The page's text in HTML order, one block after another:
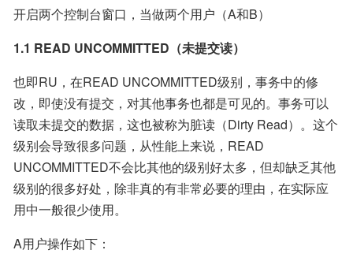
开启两个控制台窗口，当做两个用户（A和B）
1.1 READ UNCOMMITTED（未提交读）
也即RU，在READ UNCOMMITTED级别，事务中的修
改，即使没有提交，对其他事务也都是可见的。事务可以
读取未提交的数据，这也被称为脏读（Dirty Read）。这个
级别会导致很多问题，从性能上来说，READ
UNCOMMITTED不会比其他的级别好太多，但却缺乏其他
级别的很多好处，除非真的有非常必要的理由，在实际应
用中一般很少使用。
A用户操作如下：